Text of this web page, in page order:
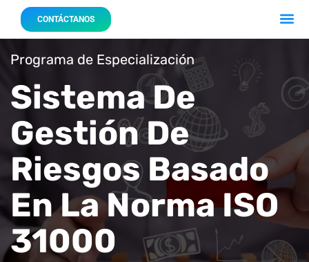
CONTÁCTANOS
Programa de Especialización
Sistema De
Gestión De
Riesgos Basado
En La Norma ISO
31000